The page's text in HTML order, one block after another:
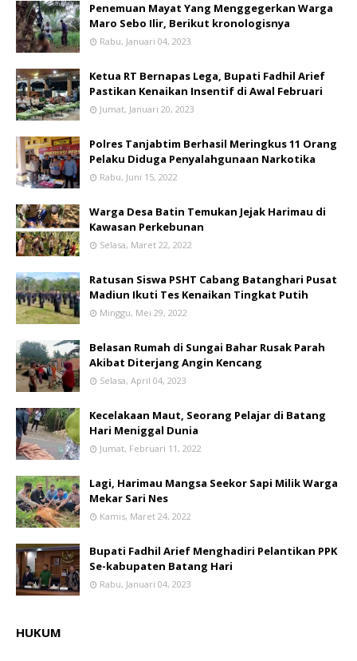
Penemuan Mayat Yang Menggegerkan Warga
Maro Sebo Ilir, Berikut kronologisnya
Rabu, Januari 04, 2023
Ketua RT Bernapas Lega, Bupati Fadhil Arief
Pastikan Kenaikan Insentif di Awal Februari
Jumat, Januari 20, 2023
Polres Tanjabtim Berhasil Meringkus 11 Orang
Pelaku Diduga Penyalahgunaan Narkotika
Rabu, Juni 15, 2022
Warga Desa Batin Temukan Jejak Harimau di
Kawasan Perkebunan
Selasa, Maret 22, 2022
Ratusan Siswa PSHT Cabang Batanghari Pusat
Madiun Ikuti Tes Kenaikan Tingkat Putih
Minggu, Mei 29, 2022
Belasan Rumah di Sungai Bahar Rusak Parah
Akibat Diterjang Angin Kencang
Selasa, April 04, 2023
Kecelakaan Maut, Seorang Pelajar di Batang
Hari Meniggal Dunia
Jumat, Februari 11, 2022
Lagi, Harimau Mangsa Seekor Sapi Milik Warga
Mekar Sari Nes
Kamis, Maret 24, 2022
Bupati Fadhil Arief Menghadiri Pelantikan PPK
Se-kabupaten Batang Hari
Rabu, Januari 04, 2023
HUKUM